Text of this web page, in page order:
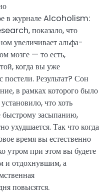
в журнале Alcoholism:
показало, что
увеличивает альфа-
мозге — то есть,
когда вы уже
Результат? Сон
в рамках которого было
что хоть
быстрому засыпанию,
ухудшается. Так что когда
время вы естественно
утром при этом вы будете
и отдохнувшим, а
повысятся.